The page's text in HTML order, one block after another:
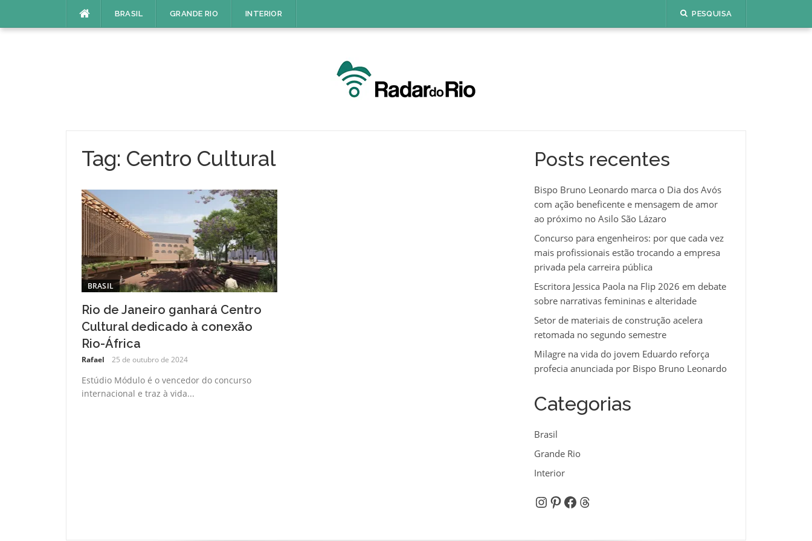
BRASIL GRANDE RIO INTERIOR PESQUISA
Tag: Centro Cultural
BRASIL
Rio de Janeiro ganhará Centro
Cultural dedicado à conexão
Rio-África
Rafael 25 de outubro de 2024
Estúdio Módulo é o vencedor do concurso
internacional e traz à vida...
Posts recentes
Bispo Bruno Leonardo marca o Dia dos Avós
com ação beneficente e mensagem de amor
ao próximo no Asilo São Lázaro
Concurso para engenheiros: por que cada vez
mais profissionais estão trocando a empresa
privada pela carreira pública
Escritora Jessica Paola na Flip 2026 em debate
sobre narrativas femininas e alteridade
Setor de materiais de construção acelera
retomada no segundo semestre
Milagre na vida do jovem Eduardo reforça
profecia anunciada por Bispo Bruno Leonardo
Categorias
Brasil
Grande Rio
Interior
Instagram
Pinterest
Facebook
Threads